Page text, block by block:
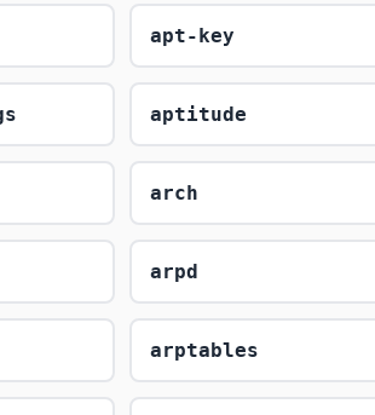
apt-key
aptitude
arch
arpd
arptables